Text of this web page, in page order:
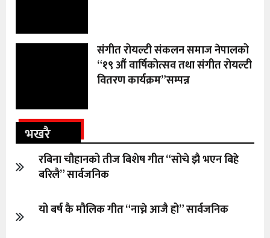
संगीत रोयल्टी संकलन समाज नेपालको
“१९ औं वार्षिकोत्सव तथा संगीत रोयल्टी
वितरण कार्यक्रम”सम्पन्न
भखरै
रबिना चौहानको तीज बिशेष गीत “सोचे झै भएन बिहे
बरिलै” सार्वजनिक
यो बर्ष कै मौलिक गीत “नाच्ने आजै हो” सार्वजनिक